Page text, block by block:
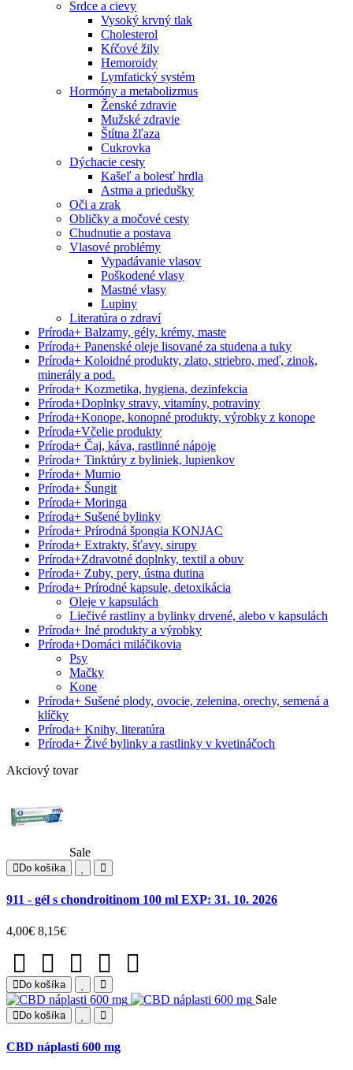
Srdce a cievy
Vysoký krvný tlak
Cholesterol
Kŕčové žily
Hemoroidy
Lymfatický systém
Hormóny a metabolizmus
Ženské zdravie
Mužské zdravie
Štítna žľaza
Cukrovka
Dýchacie cesty
Kašeľ a bolesť hrdla
Astma a priedušky
Oči a zrak
Obličky a močové cesty
Chudnutie a postava
Vlasové problémy
Vypadávanie vlasov
Poškodené vlasy
Mastné vlasy
Lupiny
Literatúra o zdraví
Príroda+ Balzamy, gély, krémy, maste
Príroda+ Panenské oleje lisované za studena a tuky
Príroda+ Koloidné produkty, zlato, striebro, meď, zinok,
minerály a pod.
Príroda+ Kozmetika, hygiena, dezinfekcia
Príroda+Doplnky stravy, vitamíny, potraviny
Príroda+Konope, konopné produkty, výrobky z konope
Príroda+Včelie produkty
Príroda+ Čaj, káva, rastlinné nápoje
Príroda+ Tinktúry z byliniek, lupienkov
Príroda+ Mumio
Príroda+ Šungit
Príroda+ Moringa
Príroda+ Sušené bylinky
Príroda+ Prírodná špongia KONJAC
Príroda+ Extrakty, šťavy, sirupy
Príroda+Zdravotné doplnky, textil a obuv
Príroda+ Zuby, pery, ústna dutina
Príroda+ Prírodné kapsule, detoxikácia
Oleje v kapsulách
Liečivé rastliny a bylinky drvené, alebo v kapsulách
Príroda+ Iné produkty a výrobky
Príroda+Domáci miláčikovia
Psy
Mačky
Kone
Príroda+ Sušené plody, ovocie, zelenina, orechy, semená a
klíčky
Príroda+ Knihy, literatúra
Príroda+ Živé bylinky a rastlinky v kvetináčoch
Akciový tovar
Sale
Do košíka
911 - gél s chondroitinom 100 ml EXP: 31. 10. 2026
4,00€ 8,15€
Do košíka
Sale
Do košíka
CBD náplasti 600 mg